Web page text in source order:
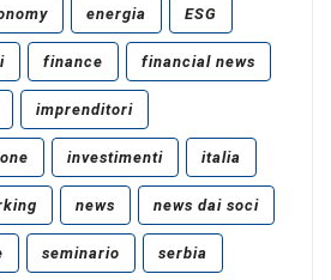
energia ESG
finance financial news
imprenditori
investimenti italia
news news dai soci
seminario serbia